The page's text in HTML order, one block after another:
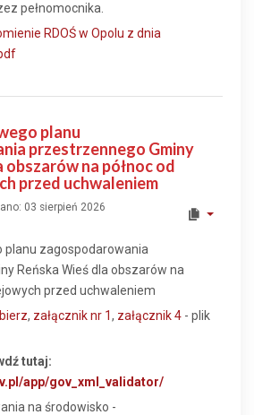
pełnomocnika.
RDOŚ w Opolu z dnia
planu
przestrzennego Gminy
obszarów na północ od
przed uchwaleniem
03 sierpień 2026
planu zagospodarowania
Reńska Wieś dla obszarów na
przed uchwaleniem
, załącznik nr 1, załącznik 4 - plik
tutaj:
app/gov_xml_validator/
na środowisko -